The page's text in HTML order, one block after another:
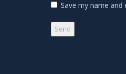
Save my name